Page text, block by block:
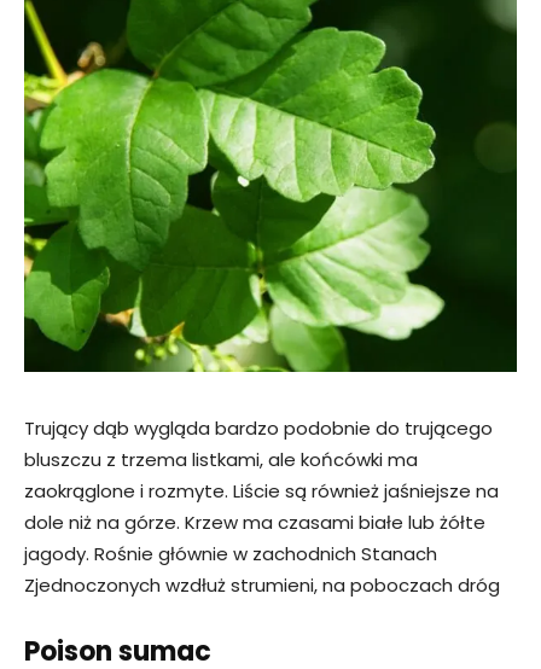
Trujący dąb wygląda bardzo podobnie do trującego
bluszczu z trzema listkami, ale końcówki ma
zaokrąglone i rozmyte. Liście są również jaśniejsze na
dole niż na górze. Krzew ma czasami białe lub żółte
jagody. Rośnie głównie w zachodnich Stanach
Zjednoczonych wzdłuż strumieni, na poboczach dróg
Poison sumac